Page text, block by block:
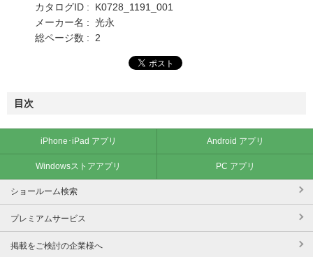
カタログID : K0728_1191_001
メーカー名 : 光永
総ページ数 : 2
目次
iPhone･iPad アプリ Android アプリ
Windowsストアアプリ PC アプリ
ショールーム検索
プレミアムサービス
掲載をご検討の企業様へ